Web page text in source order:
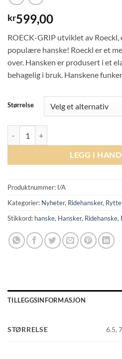
kr599,00
ROECK-GRIP utviklet av
populære hanske! Roeckl er et
over. Hansken er produsert i et
behagelig i bruk. Hanskene
Størrelse
LEGG I
Produktnummer: I/A
Kategorier: Nyheter, Ridehansker,
Stikkord: hanske, Hansker, Ridehanske,
TILLEGGSINFORMASJON
STØRRELSE 6.5,